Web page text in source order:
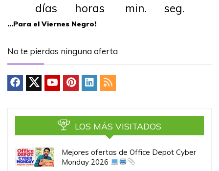
días horas min. seg.
…Para el Viernes Negro!
No te pierdas ninguna oferta
LOS MÁS VISITADOS
Mejores ofertas de Office Depot Cyber
Monday 2026